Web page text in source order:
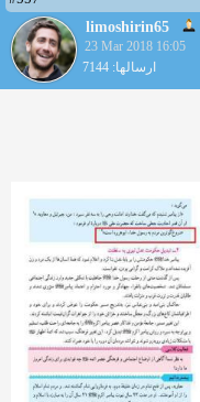
limoshirin65
23 Mar 2018 16:05
ارسالها: 7144